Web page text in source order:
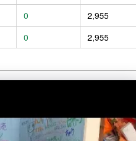
0 2,955
0 2,955